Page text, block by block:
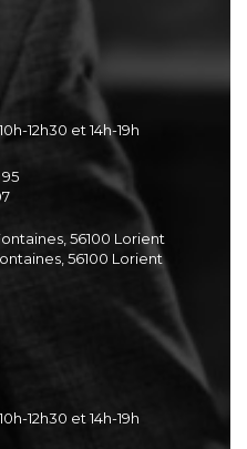
12h30 et 14h-19h
56100 Lorient
56100 Lorient
12h30 et 14h-19h